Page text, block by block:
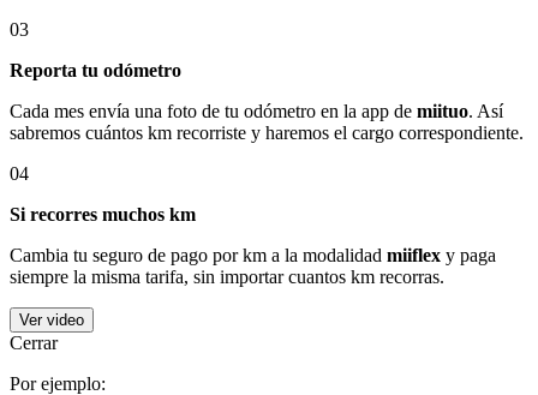
03
Reporta tu odómetro
Cada mes envía una foto de tu odómetro en la app de miituo. Así
sabremos cuántos km recorriste y haremos el cargo correspondiente.
04
Si recorres muchos km
Cambia tu seguro de pago por km a la modalidad miiflex y paga
siempre la misma tarifa, sin importar cuantos km recorras.
Ver video
Cerrar
Por ejemplo: